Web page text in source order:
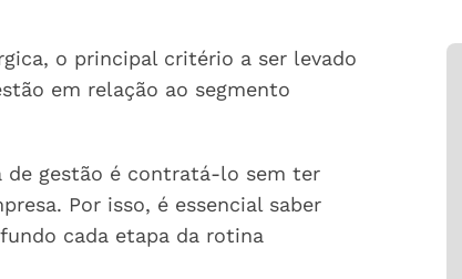
o principal critério a ser levado
em relação ao segmento
de gestão é contratá-lo sem ter
Por isso, é essencial saber
cada etapa da rotina